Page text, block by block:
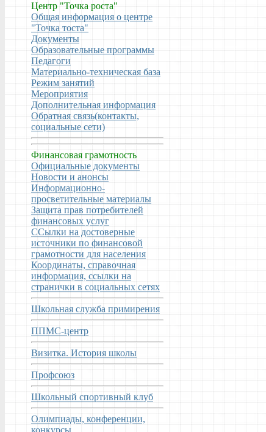
Центр "Точка роста"
Общая информация о центре
"Точка тоста"
Документы
Образовательные программы
Педагоги
Материально-техническая база
Режим занятий
Мероприятия
Дополнительная информация
Обратная связь(контакты,
социальные сети)
Финансовая грамотность
Официальные документы
Новости и анонсы
Информационно-
просветительные материалы
Защита прав потребителей
финансовых услуг
ССылки на достоверные
источники по финансовой
грамотности для населения
Координаты, справочная
информация, ссылки на
странички в социальных сетях
Школьная служба примирения
ППМС-центр
Визитка. История школы
Профсоюз
Школьный спортивный клуб
Олимпиады, конференции,
конкурсы